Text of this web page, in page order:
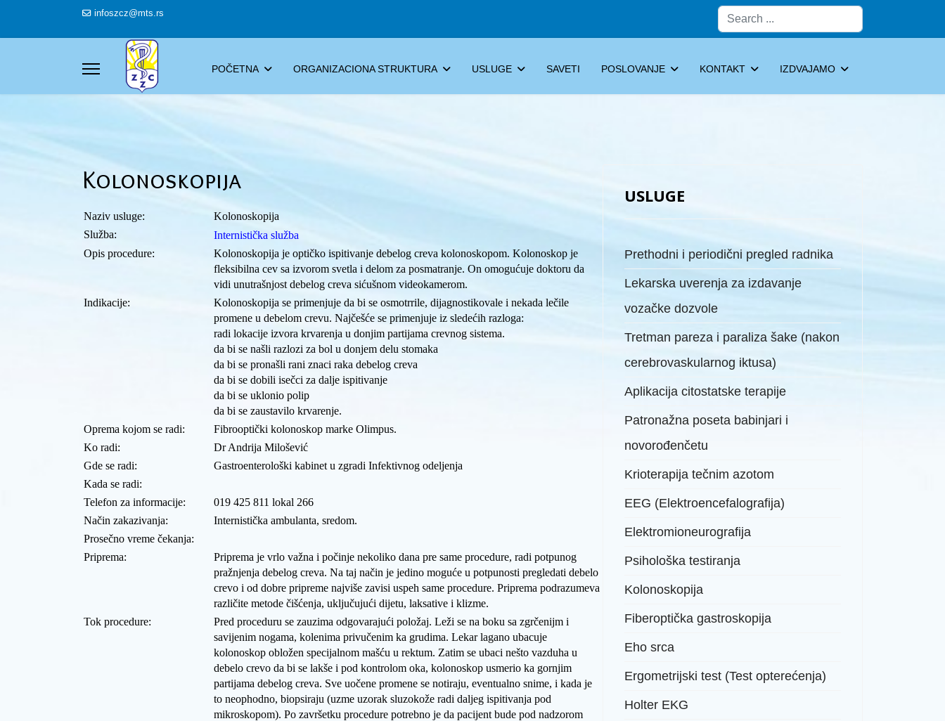
infoszcz@mts.rs Pretraga
POČETNA ORGANIZACIONA STRUKTURA USLUGE SAVETI POSLOVANJE KONTAKT IZDVAJAMO
Kolonoskopija
Naziv usluge:
Kolonoskopija
Služba:
Internistička služba
Opis procedure:
Kolonoskopija je optičko ispitivanje debelog creva kolonoskopom. Kolonoskop je
fleksibilna cev sa izvorom svetla i delom za posmatranje. On omogućuje doktoru da
vidi unutrašnjost debelog creva sićušnom videokamerom.
Indikacije:
Kolonoskopija se primenjuje da bi se osmotrrile, dijagnostikovale i nekada lečile
promene u debelom crevu. Najčešće se primenjuje iz sledećih razloga:
radi lokacije izvora krvarenja u donjim partijama crevnog sistema.
da bi se našli razlozi za bol u donjem delu stomaka
da bi se pronašli rani znaci raka debelog creva
da bi se dobili isečci za dalje ispitivanje
da bi se uklonio polip
da bi se zaustavilo krvarenje.
Oprema kojom se radi:
Fibrooptički kolonoskop marke Olimpus.
Ko radi:
Dr Andrija Milošević
Gde se radi:
Gastroenterološki kabinet u zgradi Infektivnog odeljenja
Kada se radi:
Telefon za informacije:
019 425 811 lokal 266
Način zakazivanja:
Internistička ambulanta, sredom.
Prosečno vreme čekanja:
Priprema:
Priprema je vrlo važna i počinje nekoliko dana pre same procedure, radi potpunog
pražnjenja debelog creva. Na taj način je jedino moguće u potpunosti pregledati debelo
crevo i od dobre pripreme najviše zavisi uspeh same procedure. Priprema podrazumeva
različite metode čišćenja, uključujući dijetu, laksative i klizme.
Tok procedure:
Pred proceduru se zauzima odgovarajući položaj. Leži se na boku sa zgrčenijm i
savijenim nogama, kolenima privučenim ka grudima. Lekar lagano ubacuje
kolonoskop obložen specijalnom mašću u rektum. Zatim se ubaci nešto vazduha u
debelo crevo da bi se lakše i pod kontrolom oka, kolonoskop usmerio ka gornjim
partijama debelog creva. Sve uočene promene se notiraju, eventualno snime, i kada je
to neophodno, biopsiraju (uzme uzorak sluzokože radi daljeg ispitivanja pod
mikroskopom). Po završetku procedure potrebno je da pacijent bude pod nadzorom
USLUGE
Prethodni i periodični pregled radnika
Lekarska uverenja za izdavanje
vozačke dozvole
Tretman pareza i paraliza šake (nakon
cerebrovaskularnog iktusa)
Aplikacija citostatske terapije
Patronažna poseta babinjari i
novorođenčetu
Krioterapija tečnim azotom
EEG (Elektroencefalografija)
Elektromioneurografija
Psihološka testiranja
Kolonoskopija
Fiberoptička gastroskopija
Eho srca
Ergometrijski test (Test opterećenja)
Holter EKG